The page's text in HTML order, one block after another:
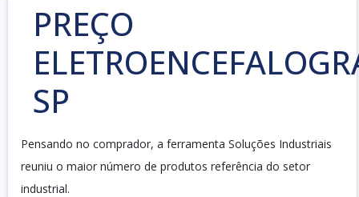
PREÇO
SP
Pensando no comprador, a ferramenta Soluções Industriais
reuniu o maior número de produtos referência do setor
industrial.